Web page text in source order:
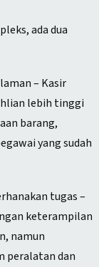
ada dua
– Kasir
lebih tinggi
barang,
yang sudah
tugas –
keterampilan
namun
peralatan dan